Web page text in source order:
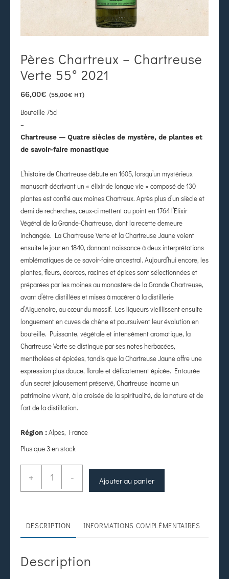
Pères Chartreux – Chartreuse
Verte 55° 2021
66,00€ (55,00€ HT)
Bouteille 75cl
–
Chartreuse — Quatre siècles de mystère, de plantes et
de savoir-faire monastique
L’histoire de Chartreuse débute en 1605, lorsqu’un mystérieux
manuscrit décrivant un « élixir de longue vie » composé de 130
plantes est confié aux moines Chartreux. Après plus d’un siècle et
demi de recherches, ceux-ci mettent au point en 1764 l’Élixir
Végétal de la Grande-Chartreuse, dont la recette demeure
inchangée. La Chartreuse Verte et la Chartreuse Jaune voient
ensuite le jour en 1840, donnant naissance à deux interprétations
emblématiques de ce savoir-faire ancestral. Aujourd’hui encore, les
plantes, fleurs, écorces, racines et épices sont sélectionnées et
préparées par les moines au monastère de la Grande Chartreuse,
avant d’être distillées et mises à macérer à la distillerie
d’Aiguenoire, au cœur du massif. Les liqueurs vieillissent ensuite
longuement en cuves de chêne et poursuivent leur évolution en
bouteille. Puissante, végétale et intensément aromatique, la
Chartreuse Verte se distingue par ses notes herbacées,
mentholées et épicées, tandis que la Chartreuse Jaune offre une
expression plus douce, florale et délicatement épicée. Entourée
d’un secret jalousement préservé, Chartreuse incarne un
patrimoine vivant, à la croisée de la spiritualité, de la nature et de
l’art de la distillation.
Région : Alpes, France
Plus que 3 en stock
+ - Ajouter au panier
DESCRIPTION INFORMATIONS COMPLÉMENTAIRES
Description